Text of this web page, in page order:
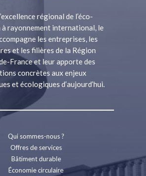
régional de l’éco-
rayonnement international, le
les entreprises, les
et les filières de la Région
France et leur apporte des
concrètes aux enjeux
et écologiques d’aujourd’hui.
Qui sommes-nous ?
Offres de services
Bâtiment durable
Économie circulaire